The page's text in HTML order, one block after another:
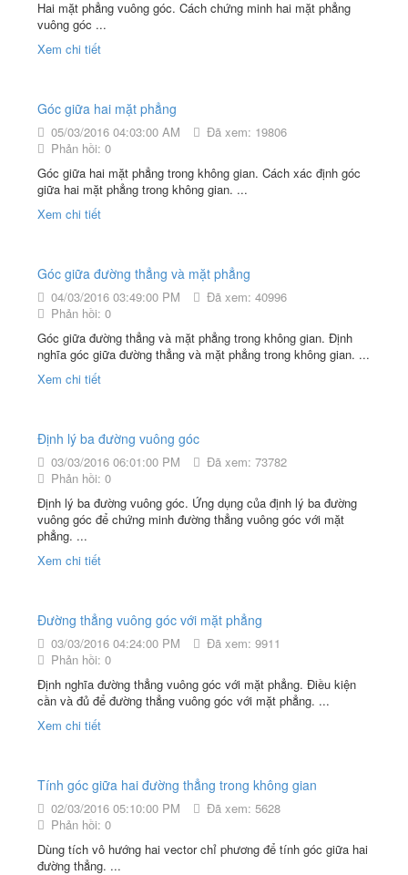
Hai mặt phẳng vuông góc. Cách chứng minh hai mặt phẳng
vuông góc ...
Xem chi tiết
Góc giữa hai mặt phẳng
05/03/2016 04:03:00 AM
Đã xem: 19806
Phản hồi: 0
Góc giữa hai mặt phẳng trong không gian. Cách xác định góc
giữa hai mặt phẳng trong không gian. ...
Xem chi tiết
Góc giữa đường thẳng và mặt phẳng
04/03/2016 03:49:00 PM
Đã xem: 40996
Phản hồi: 0
Góc giữa đường thẳng và mặt phẳng trong không gian. Định
nghĩa góc giữa đường thẳng và mặt phẳng trong không gian. ...
Xem chi tiết
Định lý ba đường vuông góc
03/03/2016 06:01:00 PM
Đã xem: 73782
Phản hồi: 0
Định lý ba đường vuông góc. Ứng dụng của định lý ba đường
vuông góc để chứng minh đường thẳng vuông góc với mặt
phẳng. ...
Xem chi tiết
Đường thẳng vuông góc với mặt phẳng
03/03/2016 04:24:00 PM
Đã xem: 9911
Phản hồi: 0
Định nghĩa đường thẳng vuông góc với mặt phẳng. Điều kiện
cần và đủ để đường thẳng vuông góc với mặt phẳng. ...
Xem chi tiết
Tính góc giữa hai đường thẳng trong không gian
02/03/2016 05:10:00 PM
Đã xem: 5628
Phản hồi: 0
Dùng tích vô hướng hai vector chỉ phương để tính góc giữa hai
đường thẳng. ...